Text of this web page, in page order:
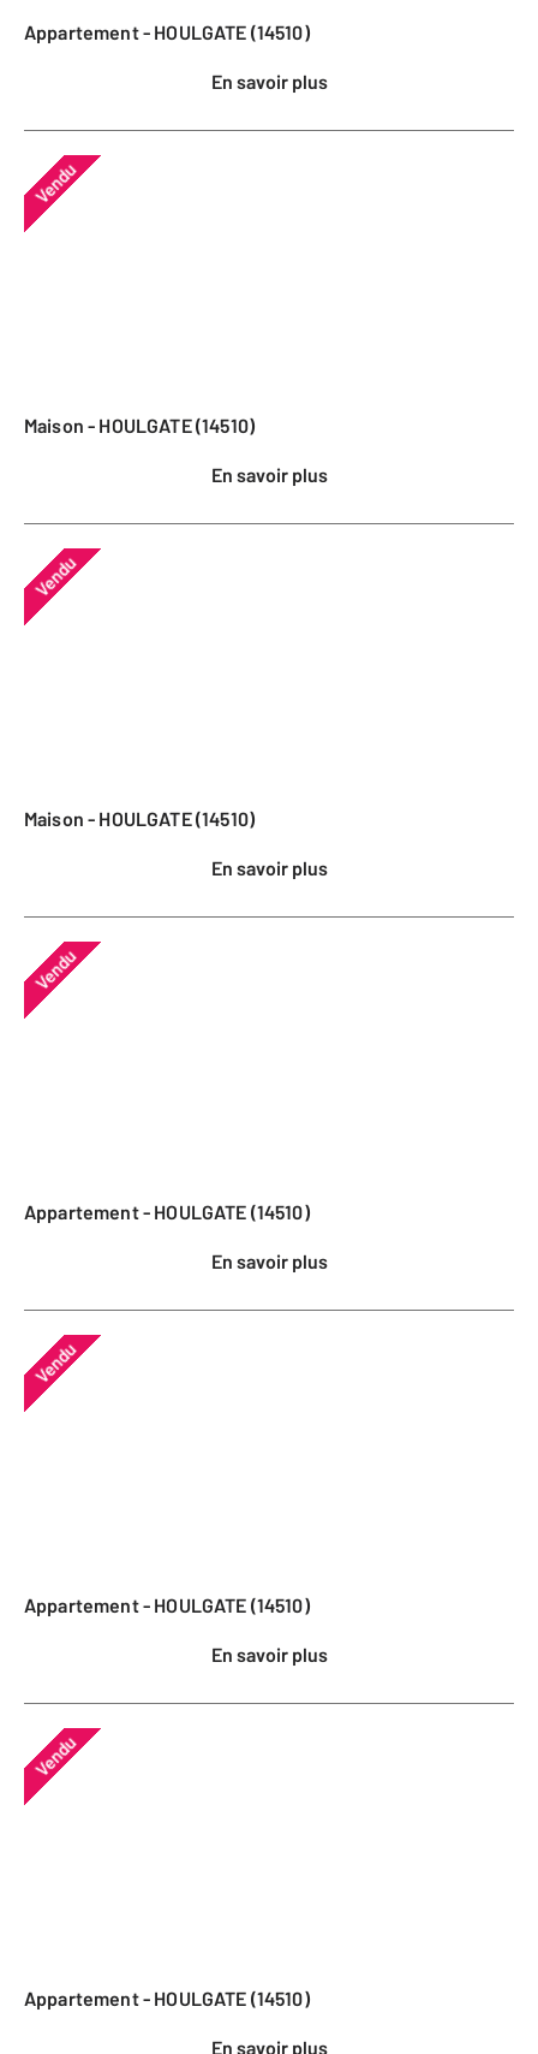
Appartement - HOULGATE (14510)
En savoir plus
Vendu
Maison - HOULGATE (14510)
En savoir plus
Vendu
Maison - HOULGATE (14510)
En savoir plus
Vendu
Appartement - HOULGATE (14510)
En savoir plus
Vendu
Appartement - HOULGATE (14510)
En savoir plus
Vendu
Appartement - HOULGATE (14510)
En savoir plus